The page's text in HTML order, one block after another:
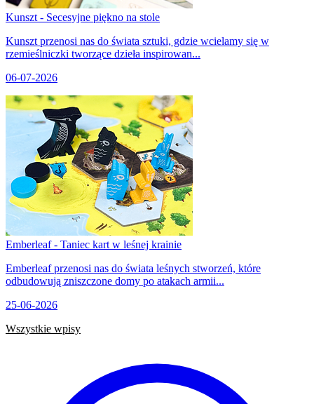
Kunszt - Secesyjne piękno na stole
Kunszt przenosi nas do świata sztuki, gdzie wcielamy się w
rzemieślniczki tworzące dzieła inspirowan...
06-07-2026
Emberleaf - Taniec kart w leśnej krainie
Emberleaf przenosi nas do świata leśnych stworzeń, które
odbudowują zniszczone domy po atakach armii...
25-06-2026
Wszystkie wpisy